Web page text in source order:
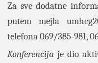
Za sve dodatne
putem mejla
telefona 069/385-981,
Konferencijaje dio